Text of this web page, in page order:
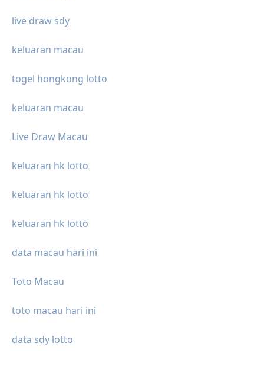
live draw sdy
keluaran macau
togel hongkong lotto
keluaran macau
Live Draw Macau
keluaran hk lotto
keluaran hk lotto
keluaran hk lotto
data macau hari ini
Toto Macau
toto macau hari ini
data sdy lotto